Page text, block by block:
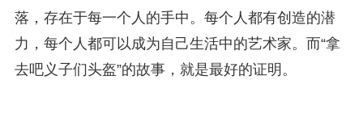
落，存在于每一个人的手中。每个人都有创造的潜
力，每个人都可以成为自己生活中的艺术家。而“拿
去吧义子们头盔”的故事，就是最好的证明。